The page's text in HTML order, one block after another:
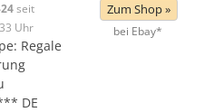
seit
Uhr
Regale
DE
Zum Shop »
bei Ebay*